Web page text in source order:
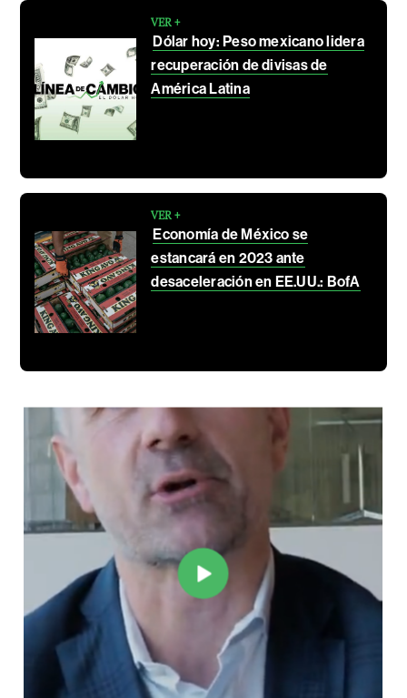
VER +
Dólar hoy: Peso mexicano lidera
recuperación de divisas de
América Latina
VER +
Economía de México se
estancará en 2023 ante
desaceleración en EE.UU.: BofA